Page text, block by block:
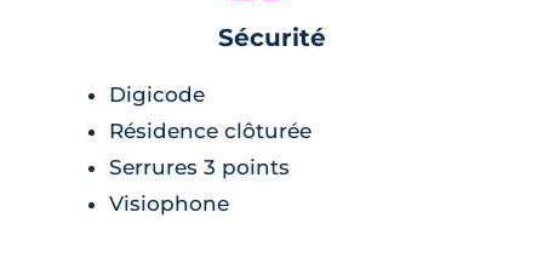
Sécurité
Digicode
Résidence clôturée
Serrures 3 points
Visiophone